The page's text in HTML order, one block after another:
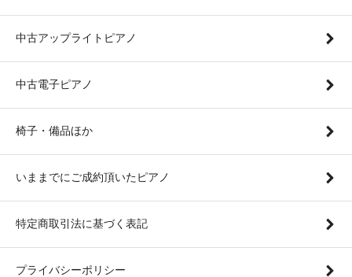
中古アップライトピアノ
中古電子ピアノ
椅子・備品ほか
いままでにご成約頂いたピアノ
特定商取引法に基づく表記
プライバシーポリシー